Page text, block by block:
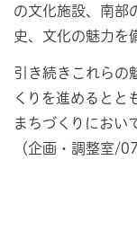
の文化施設、南部
史、文化の魅力を
引き続きこれらの
くりを進めるとと
まちづくりにおい
（企画・調整室/